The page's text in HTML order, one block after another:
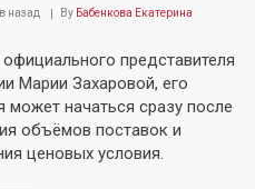
назад By Бабенкова Екатерина
представителя
Марии Захаровой, его
может начаться сразу после
объёмов поставок и
ценовых условия.